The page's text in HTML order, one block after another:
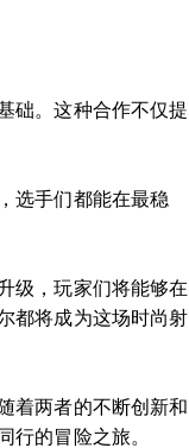
础。这种合作不仅提
选手们都能在最稳
级，玩家们将能够在
都将成为这场时尚射
着两者的不断创新和
行的冒险之旅。